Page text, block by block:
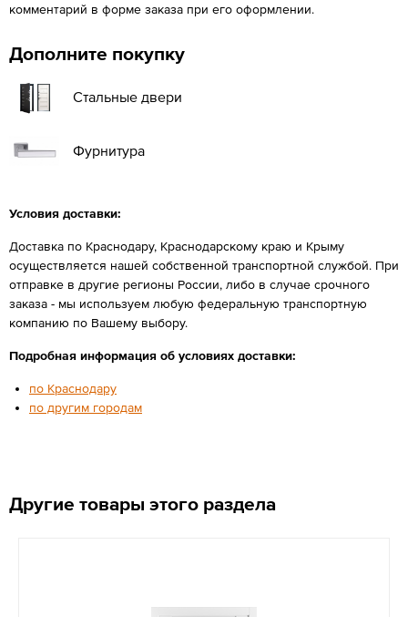
комментарий в форме заказа при его оформлении.
Дополните покупку
Стальные двери
Фурнитура
Условия доставки:
Доставка по Краснодару, Краснодарскому краю и Крыму
осуществляется нашей собственной транспортной службой. При
отправке в другие регионы России, либо в случае срочного
заказа - мы используем любую федеральную транспортную
компанию по Вашему выбору.
Подробная информация об условиях доставки:
по Краснодару
по другим городам
Другие товары этого раздела